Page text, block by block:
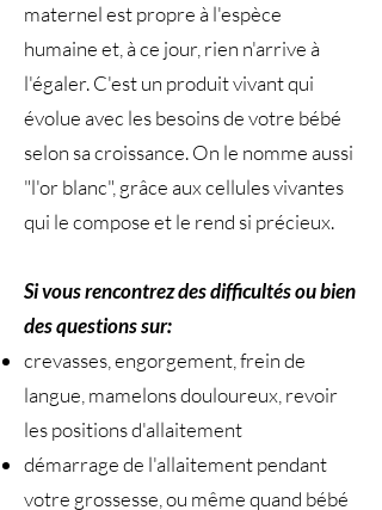
maternel est propre à l'espèce
humaine et, à ce jour, rien n'arrive à
l'égaler. C'est un produit vivant qui
évolue avec les besoins de votre bébé
selon sa croissance. On le nomme aussi
"l'or blanc", grâce aux cellules vivantes
qui le compose et le rend si précieux.
Si vous rencontrez des difficultés ou bien
des questions sur:
crevasses, engorgement, frein de
langue, mamelons douloureux, revoir
les positions d'allaitement
démarrage de l'allaitement pendant
votre grossesse, ou même quand bébé